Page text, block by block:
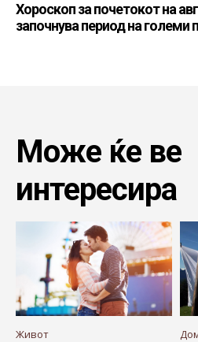
Хороскоп за почетокот на
започнува период на големи
Може ќе ве
интересира
Живот